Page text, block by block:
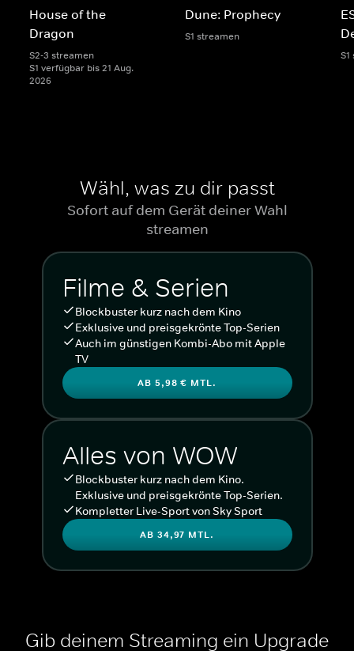
House of the
Dragon
S2-3 streamen
S1 verfügbar bis 21 Aug.
2026
Dune: Prophecy
S1 streamen
Wähl, was zu dir passt
Sofort auf dem Gerät deiner Wahl
streamen
Filme & Serien
Blockbuster kurz nach dem Kino
Exklusive und preisgekrönte Top-Serien
Auch im günstigen Kombi-Abo mit Apple
TV
AB 5,98 € MTL.
Alles von WOW
Blockbuster kurz nach dem Kino.
Exklusive und preisgekrönte Top-Serien.
Kompletter Live-Sport von Sky Sport
AB 34,97 MTL.
Gib deinem Streaming ein Upgrade